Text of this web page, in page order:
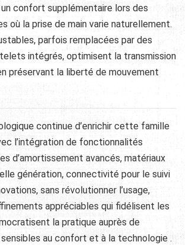
confort supplémentaire lors des
où la prise de main varie naturellement.
parfois remplacées par des
intégrés, optimisent la transmission
préservant la liberté de mouvement
continue d’enrichir cette famille
l’intégration de fonctionnalités
d’amortissement avancés, matériaux
génération, connectivité pour le suivi
sans révolutionner l’usage,
appréciables qui fidélisent les
la pratique auprès de
au confort et à la technologie .